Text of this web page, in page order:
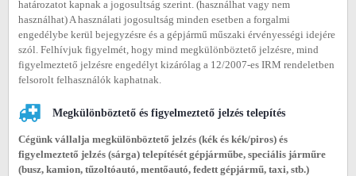
határozatot kapnak a jogosultság szerint. (használhat vagy nem
használhat) A használati jogosultság minden esetben a forgalmi
engedélybe kerül bejegyzésre és a gépjármű műszaki érvényességi idejére
szól. Felhívjuk figyelmét, hogy mind megkülönböztető jelzésre, mind
figyelmeztető jelzésre engedélyt kizárólag a 12/2007-es IRM rendeletben
felsorolt felhasználók kaphatnak.
Megkülönböztető és figyelmeztető jelzés telepítés
Cégünk vállalja megkülönböztető jelzés (kék és kék/piros) és
figyelmeztető jelzés (sárga) telepítését gépjárműbe, speciális járműre
(busz, kamion, tűzoltóautó, mentőautó, fedett gépjármű, taxi, stb.)